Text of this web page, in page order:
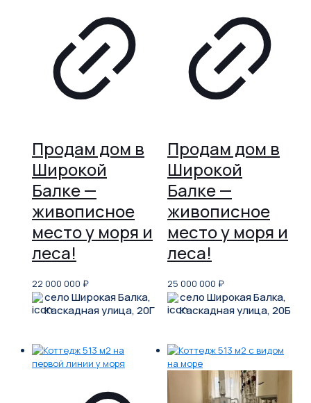
Продам дом в
Широкой
Балке —
живописное
место у моря и
леса!
22 000 000 ₽
село Широкая Балка,
Каскадная улица, 20Г
Продам дом в
Широкой
Балке —
живописное
место у моря и
леса!
25 000 000 ₽
село Широкая Балка,
Каскадная улица, 20Б